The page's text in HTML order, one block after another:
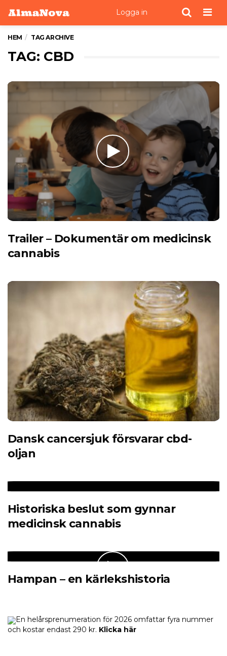
Logga in
HEM TAG ARCHIVE
TAG: CBD
Trailer – Dokumentär om medicinsk
cannabis
Dansk cancersjuk försvarar cbd-
oljan
Historiska beslut som gynnar
medicinsk cannabis
Hampan – en kärlekshistoria
En helårsprenumeration för 2026 omfattar fyra nummer
och kostar endast 290 kr. Klicka här